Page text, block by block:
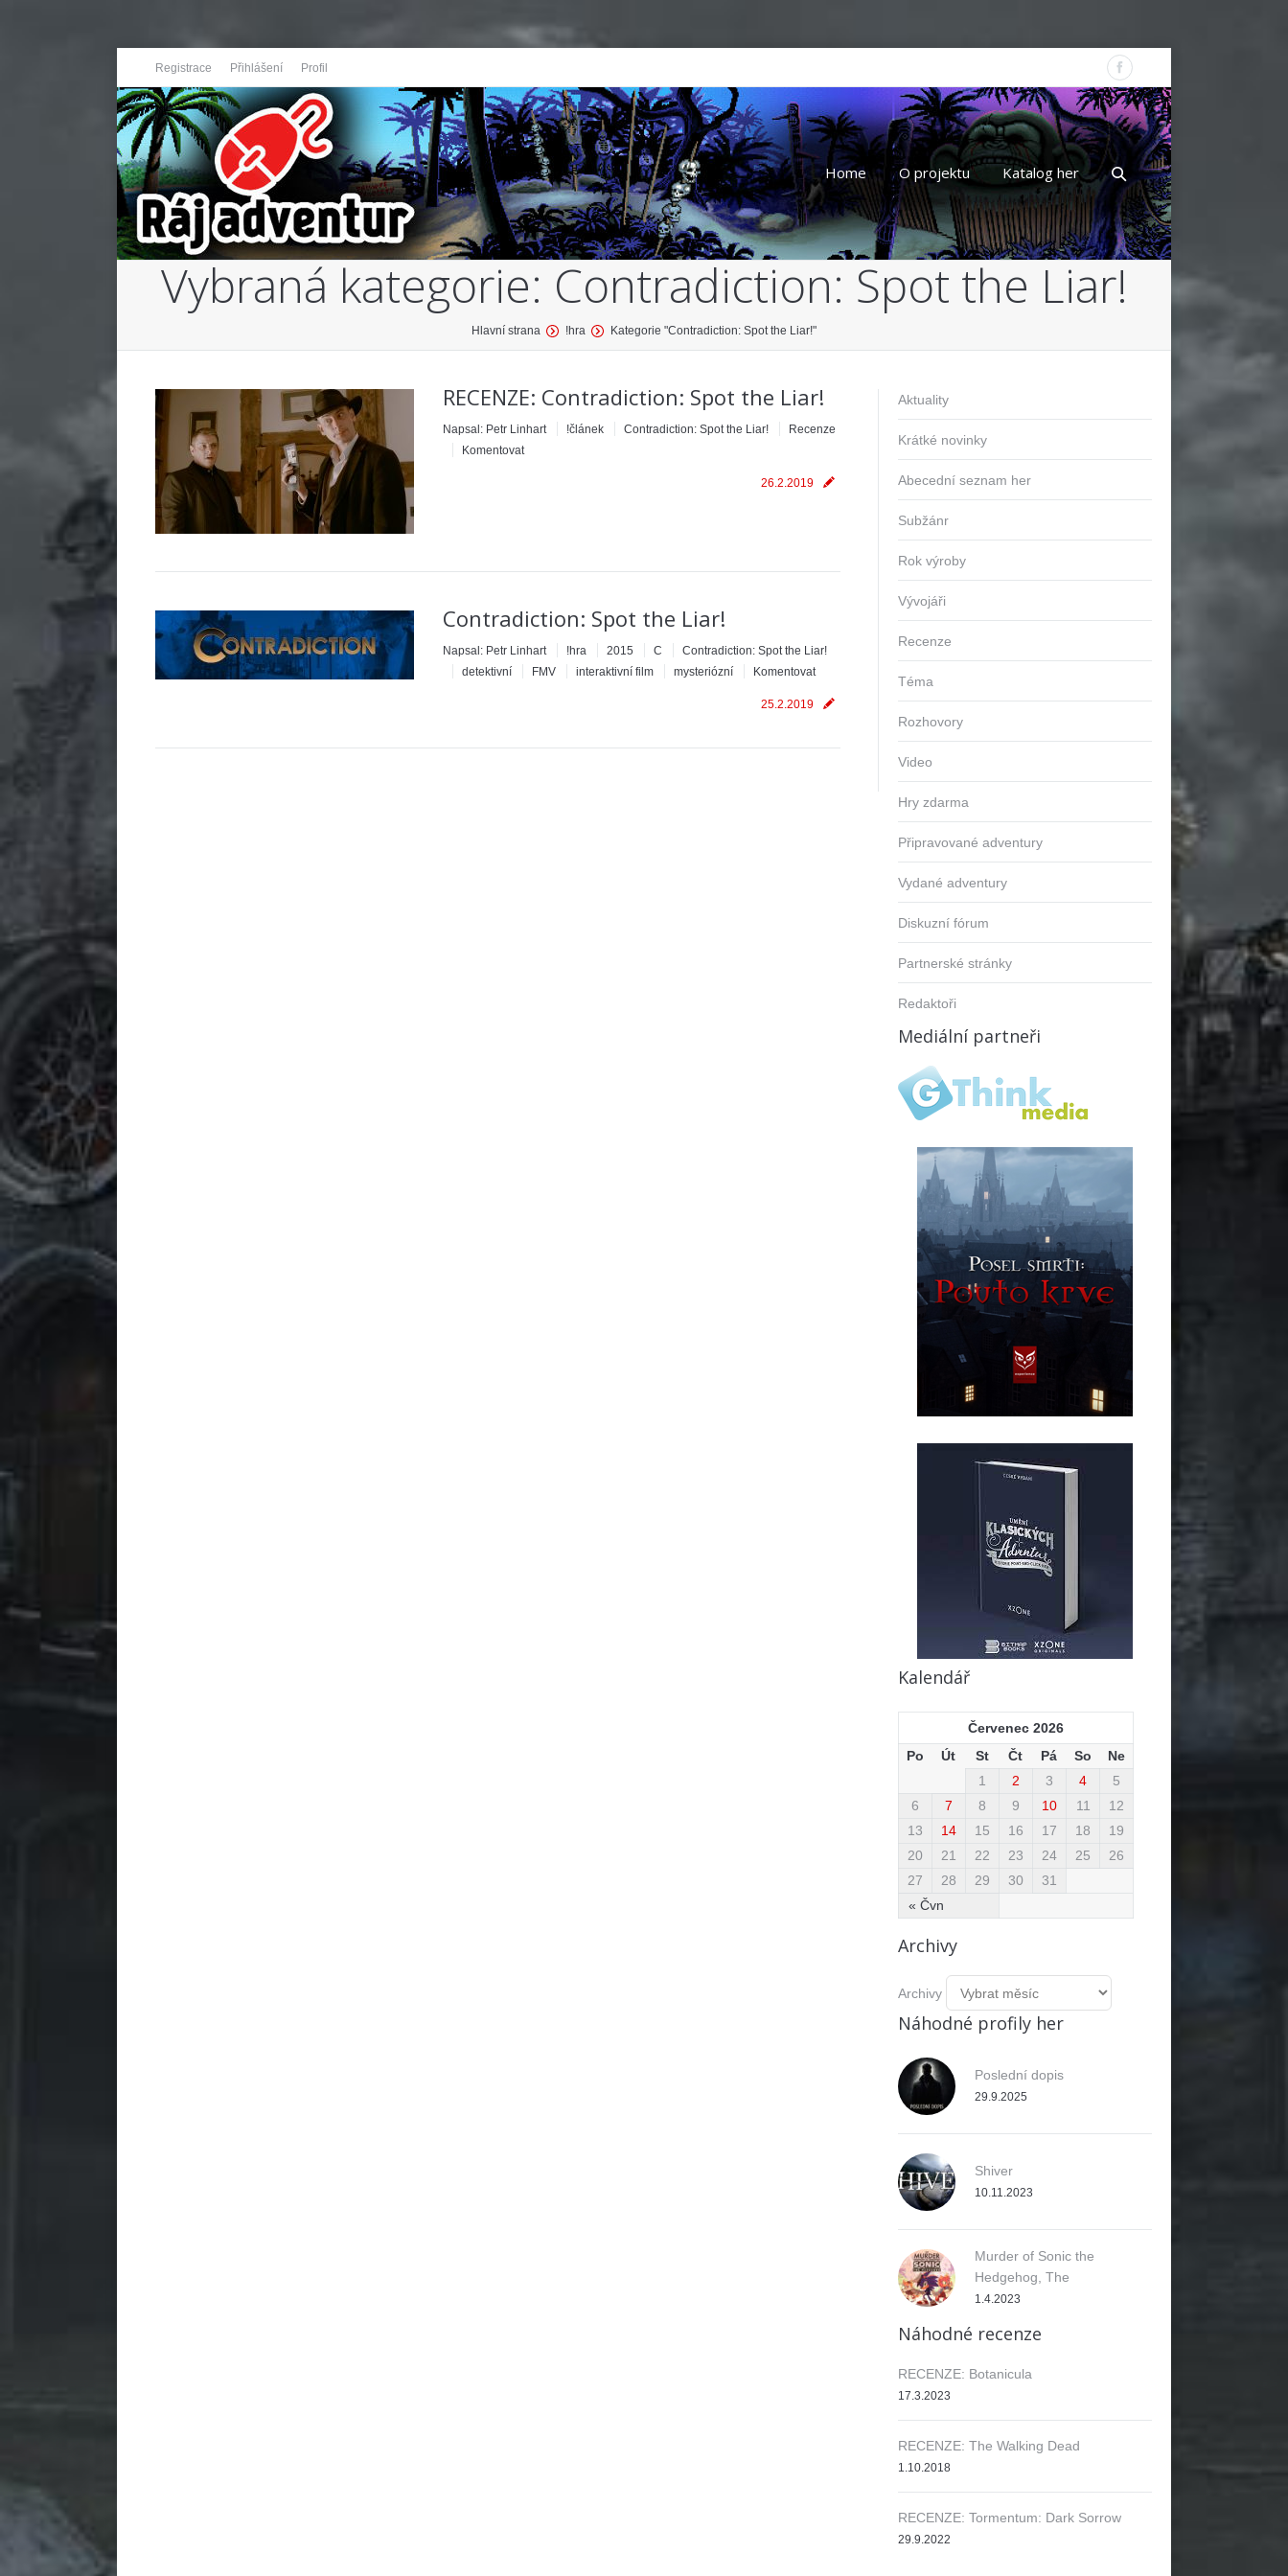
Registrace Přihlášení Profil
Home O projektu Katalog her
Vybraná kategorie: Contradiction: Spot the Liar!
Hlavní strana !hra Kategorie "Contradiction: Spot the Liar!"
RECENZE: Contradiction: Spot the Liar!
Napsal: Petr Linhart !článek Contradiction: Spot the Liar!
Recenze
Komentovat
26.2.2019
Contradiction: Spot the Liar!
Napsal: Petr Linhart !hra 2015 C
Contradiction: Spot the Liar!
detektivní
FMV interaktivní film mysteriózní Komentovat
25.2.2019
Aktuality
Krátké novinky
Abecední seznam her
Subžánr
Rok výroby
Vývojáři
Recenze
Téma
Rozhovory
Video
Hry zdarma
Připravované adventury
Vydané adventury
Diskuzní fórum
Partnerské stránky
Redaktoři
Mediální partneři
Kalendář
Červenec 2026
Po
Út St Čt Pá So Ne
« Čvn
1 2 3 4
5
6
7 8 9 10 11
12
13
14 15 16 17 18
19
20
21 22 23 24 25
26
27
28 29 30 31
Archivy
Archivy
Náhodné profily her
Poslední dopis
29.9.2025
Shiver
10.11.2023
Murder of Sonic the
Hedgehog, The
1.4.2023
Náhodné recenze
RECENZE: Botanicula
17.3.2023
RECENZE: The Walking Dead
1.10.2018
RECENZE: Tormentum: Dark Sorrow
29.9.2022